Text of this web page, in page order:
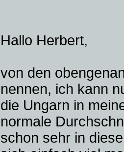
Hallo Herbert,
von den
nennen, ich kann
die Ungarn in
normale
schon sehr in